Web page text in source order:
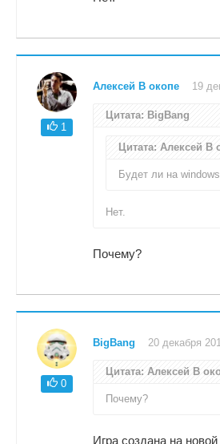
1
Алексей В окопе 19
Цитата: BigBang
Цитата: Алексей В
Будет ли на
Нет.
Почему?
0
BigBang 20 декабря
Цитата: Алексей В
Почему?
Игра создана на